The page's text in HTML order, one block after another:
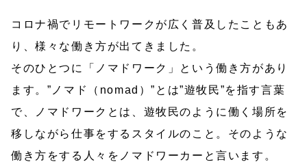
コロナ禍でリモートワークが広く普及したこともあ
り、様々な働き方が出てきました。
そのひとつに「ノマドワーク」という働き方があり
ます。”ノマド（nomad）”とは”遊牧民”を指す言葉
で、ノマドワークとは、遊牧民のように働く場所を
移しながら仕事をするスタイルのこと。そのような
働き方をする人々をノマドワーカーと言います。